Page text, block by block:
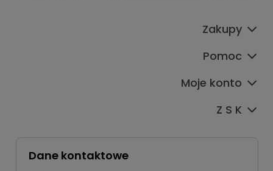
Zakupy
Pomoc
Moje konto
Z S K
Dane kontaktowe